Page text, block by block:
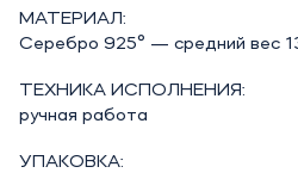
МАТЕРИАЛ:
Серебро 925° — средний вес
ТЕХНИКА ИСПОЛНЕНИЯ:
ручная работа
УПАКОВКА: